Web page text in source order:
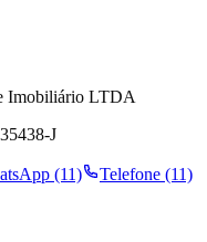
Imobiliário LTDA
J
(11)
Telefone (11)